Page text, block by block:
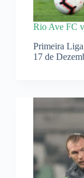
Rio Ave FC
Primeira Liga
17 de